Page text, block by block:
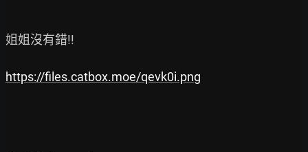
姐姐沒有錯!!
https://files.catbox.moe/qevk0i.png